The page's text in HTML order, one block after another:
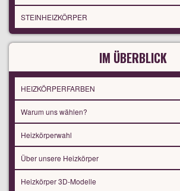
STEINHEIZKÖRPER
IM ÜBERBLICK
HEIZKÖRPERFARBEN
Warum uns wählen?
Heizkörperwahl
Über unsere Heizkörper
Heizkörper 3D-Modelle